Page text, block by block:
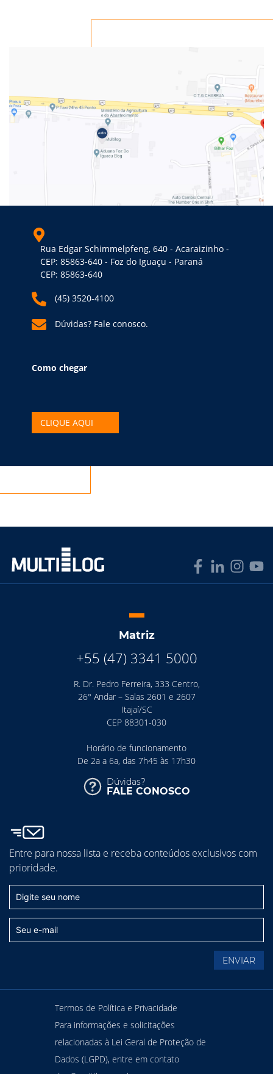
Rua Edgar Schimmelpfeng, 640 - Acaraizinho -
CEP: 85863-640 - Foz do Iguaçu - Paraná
CEP: 85863-640
(45) 3520-4100
Dúvidas? Fale conosco.
Como chegar
CLIQUE AQUI
Matriz
+55 (47) 3341 5000
R. Dr. Pedro Ferreira, 333 Centro,
26° Andar – Salas 2601 e 2607
Itajaí/SC
CEP 88301-030
Horário de funcionamento
De 2a a 6a, das 7h45 às 17h30
Dúvidas?
FALE CONOSCO
Entre para nossa lista e receba conteúdos exclusivos com
prioridade.
Termos de Política e Privacidade
Para informações e solicitações
relacionadas à Lei Geral de Proteção de
Dados (LGPD), entre em contato